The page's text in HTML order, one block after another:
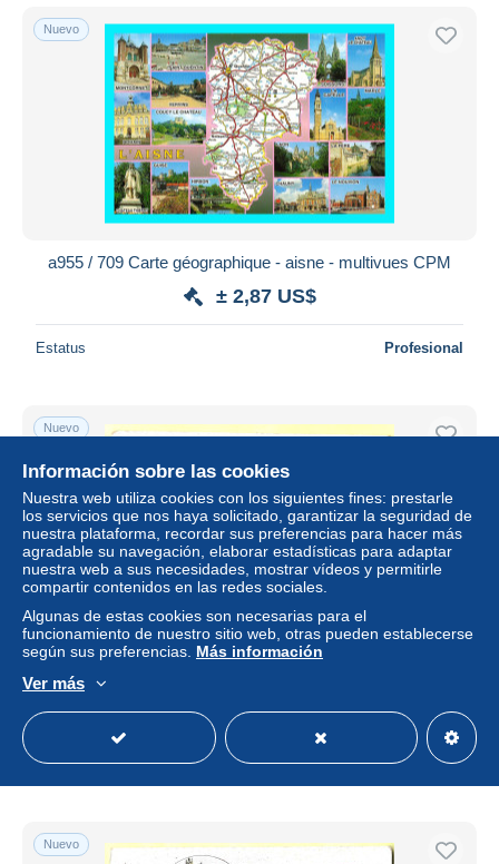
Nuevo
a955 / 709 Carte géographique - aisne - multivues CPM
± 2,87 US$
Estatus Profesional
Nuevo
Cartes géographiques. CPA. La France. Département de le
Pas de Calais (Arras, Béthune, Boulogne-sur-Mer, etc.....)
± 1,21 US$
Estatus Privado
Nuevo
Información sobre las cookies
Nuestra web utiliza cookies con los siguientes fines: prestarle
los servicios que nos haya solicitado, garantizar la seguridad de
nuestra plataforma, recordar sus preferencias para hacer más
agradable su navegación, elaborar estadísticas para adaptar
nuestra web a sus necesidades, mostrar vídeos y permitirle
compartir contenidos en las redes sociales.
Algunas de estas cookies son necesarias para el
funcionamiento de nuestro sitio web, otras pueden establecerse
según sus preferencias. Más información
Ver más